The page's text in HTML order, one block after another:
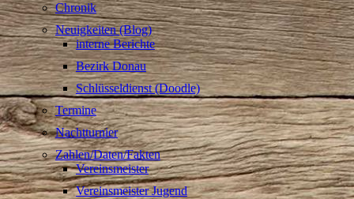
Chronik
Neuigkeiten (Blog)
interne Berichte
Bezirk Donau
Schlüsseldienst (Doodle)
Termine
Nachtturnier
Zahlen/Daten/Fakten
Vereinsmeister
Vereinsmeister Jugend